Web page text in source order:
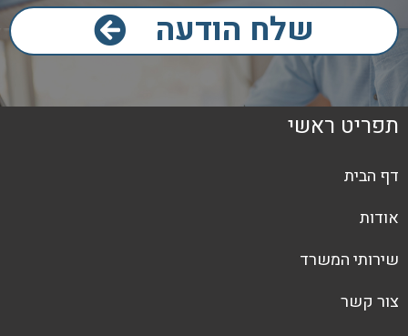
שלח הודעה
תפריט ראשי
דף הבית
אודות
שירותי המשרד
צור קשר